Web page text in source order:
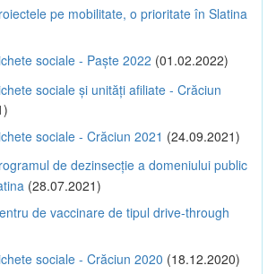
pe mobilitate, o prioritate în Slatina
sociale - Paște 2022 (01.02.2022)
sociale și unități afiliate - Crăciun
sociale - Crăciun 2021 (24.09.2021)
de dezinsecție a domeniului public
(28.07.2021)
de vaccinare de tipul drive-through
sociale - Crăciun 2020 (18.12.2020)